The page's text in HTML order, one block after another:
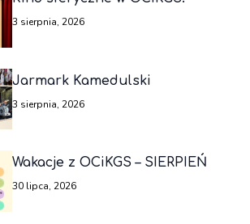
3 sierpnia, 2026
Jarmark Kamedulski
3 sierpnia, 2026
Wakacje z OCiKGS – SIERPIEŃ
30 lipca, 2026